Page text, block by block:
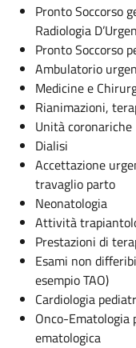
Pronto Soccorso
Radiologia
Pronto Soccorso
Ambulatorio
Medicine e
Rianimazioni,
Unità coronariche
Dialisi
Accettazione
travaglio parto
Neonatologia
Attività
Prestazioni di
Esami non
esempio TAO)
Cardiologia
Onco-Ematologia
ematologica